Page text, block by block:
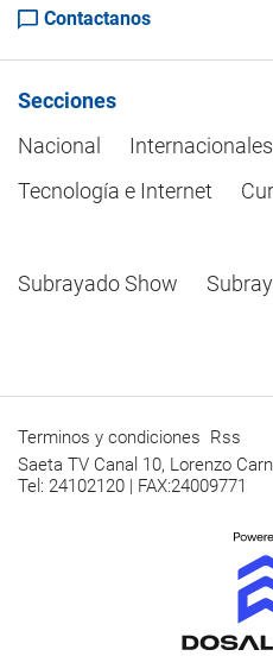
Contactanos
Secciones
Nacional
Internacionales
Tecnología e Internet
Subrayado Show
Terminos y condiciones Rss
Saeta TV Canal 10, Lorenzo
Tel: 24102120 | FAX:24009771